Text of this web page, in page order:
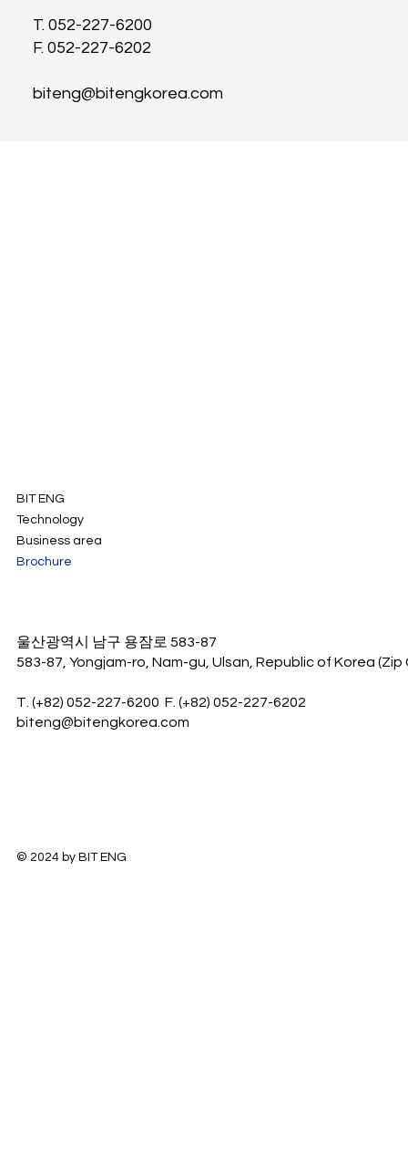
T. 052-227-6200
F. 052-227-6202
biteng@bitengkorea.com
BIT ENG
Technology
Business area
Brochure
울산광역시 남구 용잠로 583-87
583-87, Yongjam-ro, Nam-gu, Ulsan, Republic of Korea (Zip
T. (+82) 052-227-6200 F. (+82) 052-227-6202
biteng@bitengkorea.com
© 2024 by BIT ENG